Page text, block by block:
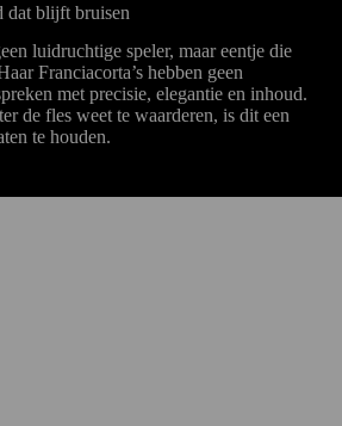
dat blijft bruisen
luidruchtige speler, maar eentje die
Franciacorta’s hebben geen
met precisie, elegantie en inhoud.
de fles weet te waarderen, is dit een
te houden.